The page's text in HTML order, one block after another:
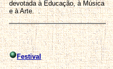
devotada à Educação, à Música
e à Arte. .
Festival